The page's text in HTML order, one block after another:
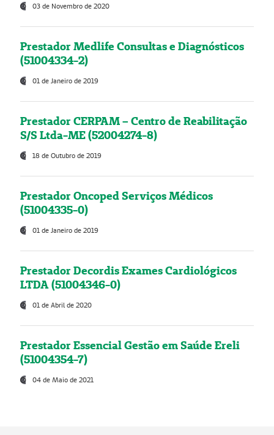
03 de Novembro de 2020
Prestador Medlife Consultas e Diagnósticos
(51004334-2)
01 de Janeiro de 2019
Prestador CERPAM – Centro de Reabilitação
S/S Ltda-ME (52004274-8)
18 de Outubro de 2019
Prestador Oncoped Serviços Médicos
(51004335-0)
01 de Janeiro de 2019
Prestador Decordis Exames Cardiológicos
LTDA (51004346-0)
01 de Abril de 2020
Prestador Essencial Gestão em Saúde Ereli
(51004354-7)
04 de Maio de 2021